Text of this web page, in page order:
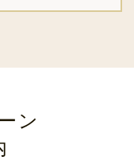
ン